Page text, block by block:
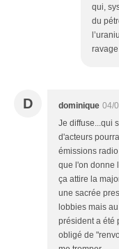
qui,
du
D dominique 04/
Je diffuse...qui
d'acteurs
émissions
que l'on donne
ça attire la
une sacrée
lobbies mais
président a été
obligé de